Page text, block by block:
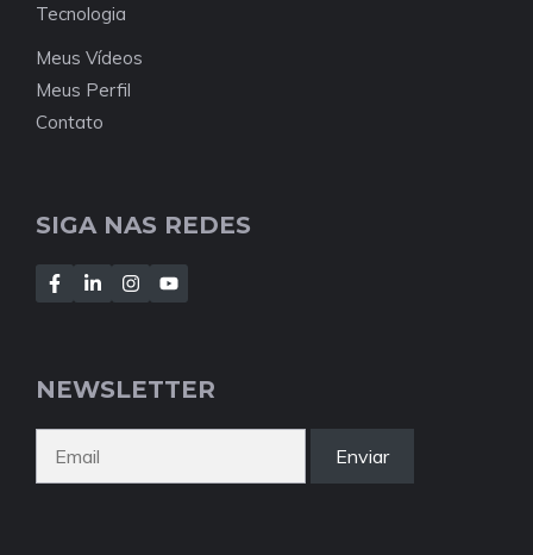
Tecnologia
Meus Vídeos
Meus Perfil
Contato
SIGA NAS REDES
NEWSLETTER
Enviar